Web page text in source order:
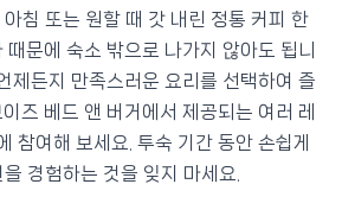
침 또는 원할 때 갓 내린 정통 커피 한
때문에 숙소 밖으로 나가지 않아도 됩니
제든지 만족스러운 요리를 선택하여 즐
즈 베드 앤 버거에서 제공되는 여러 레
참여해 보세요. 투숙 기간 동안 손쉽게
경험하는 것을 잊지 마세요.